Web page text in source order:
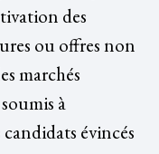
des
ou offres non
marchés
à
évincés